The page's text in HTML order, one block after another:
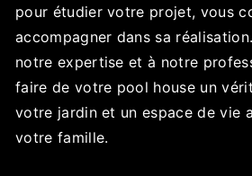
pour étudier votre projet, vous
accompagner dans sa
notre expertise et à notre
faire de votre pool house un
votre jardin et un espace de vie
votre famille.